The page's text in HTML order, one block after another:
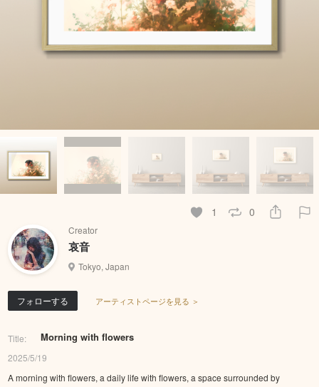
1 0
Creator
哀音
Tokyo, Japan
フォローする アーティストページを見る ＞
Title: Morning with flowers
2025/5/19
A morning with flowers, a daily life with flowers, a space surrounded by